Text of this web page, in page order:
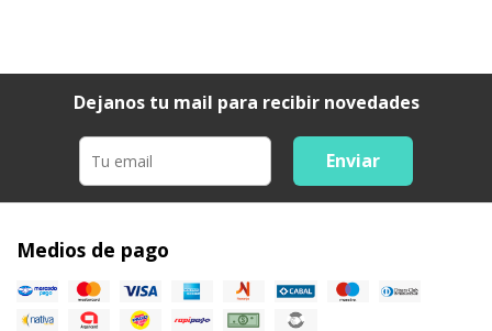
Dejanos tu mail para recibir novedades
Enviar
Medios de pago